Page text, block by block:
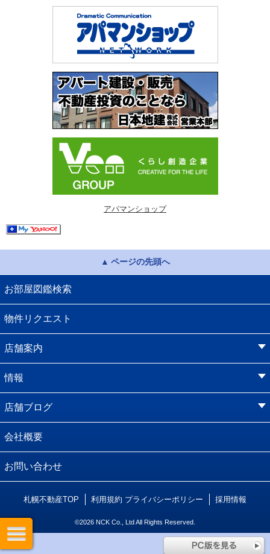
アパマンショップ
ページの先頭へ
お部屋図鑑検索
物件リクエスト
店舗案内
情報
店舗ブログ
会社概要
お問い合わせ
札幌不動産TOP 利用規約 プライバシーポリシー 採用情報
©2026 NCK Co., Ltd All Rights Reserved.